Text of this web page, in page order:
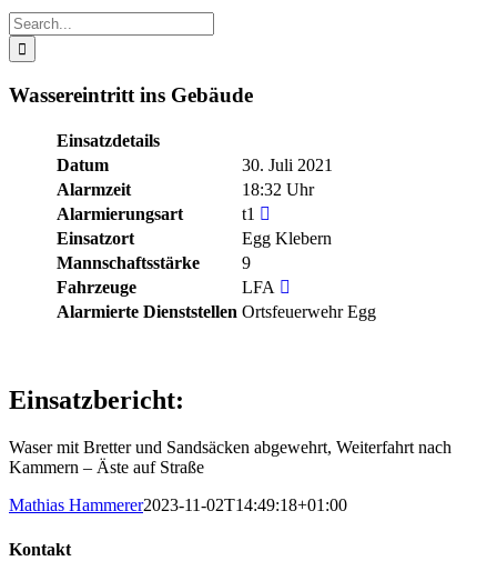
Search
for:
Wassereintritt ins Gebäude
Einsatzdetails
Datum
30. Juli 2021
Alarmzeit
18:32 Uhr
Alarmierungsart
t1
Einsatzort
Egg Klebern
Mannschaftsstärke
9
Fahrzeuge
LFA
Alarmierte Dienststellen Ortsfeuerwehr Egg
Einsatzbericht:
Waser mit Bretter und Sandsäcken abgewehrt, Weiterfahrt nach
Kammern – Äste auf Straße
Mathias Hammerer2023-11-02T14:49:18+01:00
Kontakt